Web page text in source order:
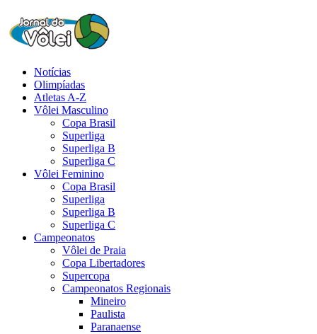
Notícias
Olimpíadas
Atletas A-Z
Vôlei Masculino
Copa Brasil
Superliga
Superliga B
Superliga C
Vôlei Feminino
Copa Brasil
Superliga
Superliga B
Superliga C
Campeonatos
Vôlei de Praia
Copa Libertadores
Supercopa
Campeonatos Regionais
Mineiro
Paulista
Paranaense